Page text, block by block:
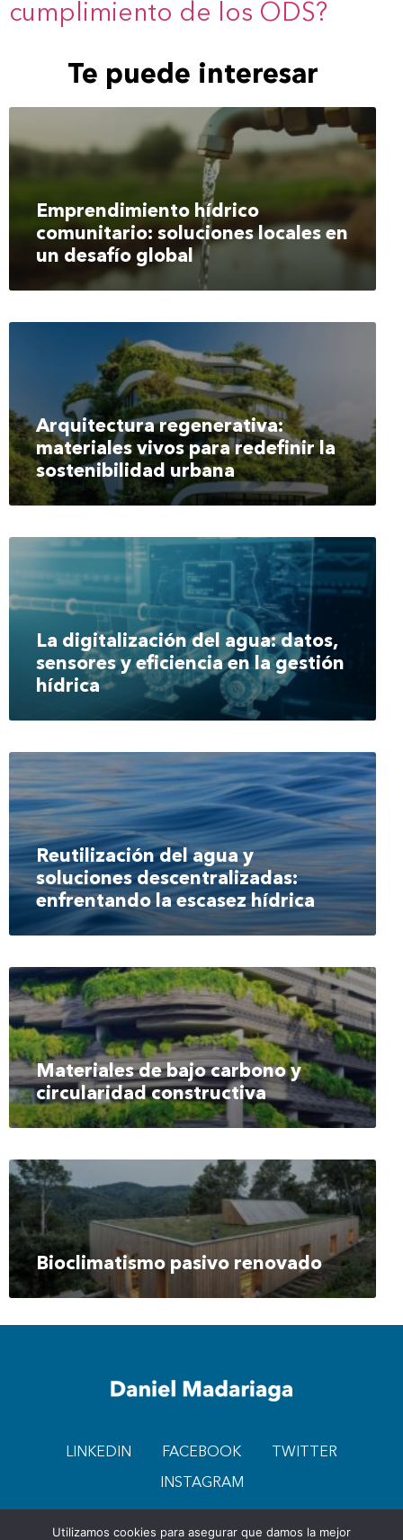
cumplimiento de los ODS?
Te puede interesar
Emprendimiento hídrico
comunitario: soluciones locales en
un desafío global
Arquitectura regenerativa:
materiales vivos para redefinir la
sostenibilidad urbana
La digitalización del agua: datos,
sensores y eficiencia en la gestión
hídrica
Reutilización del agua y
soluciones descentralizadas:
enfrentando la escasez hídrica
Materiales de bajo carbono y
circularidad constructiva
Bioclimatismo pasivo renovado
LINKEDIN FACEBOOK TWITTER
INSTAGRAM
AVISO DE PRIVACIDAD
Utilizamos cookies para asegurar que damos la mejor